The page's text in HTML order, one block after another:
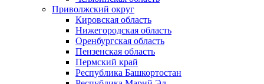
Приволжский округ
Кировская область
Нижегородская область
Оренбургская область
Пензенская область
Пермский край
Республика Башкортостан